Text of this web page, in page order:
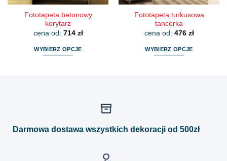
Fototapeta betonowy
korytarz
cena od: 714 zł
WYBIERZ OPCJE
Fototapeta turkusowa
tancerka
cena od: 476 zł
WYBIERZ OPCJE
można
Darmowa dostawa wszystkich dekoracji od 500zł